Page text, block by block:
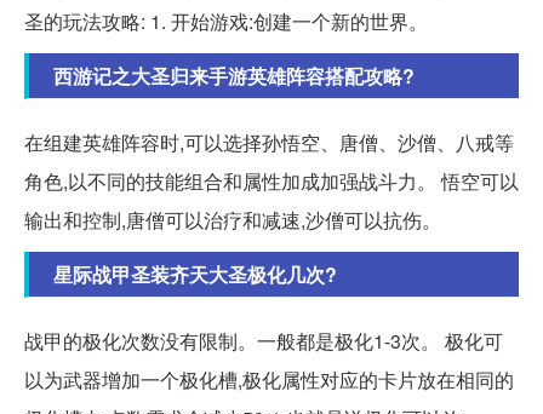
圣的玩法攻略: 1. 开始游戏:创建一个新的世界。
西游记之大圣归来手游英雄阵容搭配攻略?
在组建英雄阵容时,可以选择孙悟空、唐僧、沙僧、八戒等
角色,以不同的技能组合和属性加成加强战斗力。 悟空可以
输出和控制,唐僧可以治疗和减速,沙僧可以抗伤。
星际战甲圣装齐天大圣极化几次?
战甲的极化次数没有限制。一般都是极化1-3次。 极化可
以为武器增加一个极化槽,极化属性对应的卡片放在相同的